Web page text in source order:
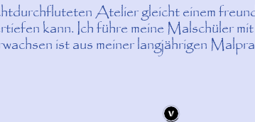
Atelier gleicht einem
kann. Ich führe meine Malschüler
ist aus meiner langjährigen